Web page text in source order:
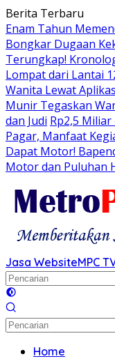
Langsung
ke
konten
Berita Terbaru
Enam Tahun
Bongkar Dugaan
Terungkap!
Lompat dari Lantai
Wanita Lewat
Munir Tegaskan
dan Judi Rp2,5 Miliar
Pagar, Manfaat
Dapat Motor!
Motor dan Puluhan
Jasa WebsiteMPC
Home